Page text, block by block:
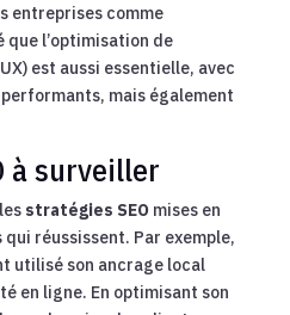
entreprises comme
que l’optimisation de
est aussi essentielle, avec
mais également
à surveiller
stratégies SEO mises en
réussissent. Par exemple,
utilisé son ancrage local
en ligne. En optimisant son